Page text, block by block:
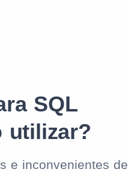
SQL
utilizar?
e inconvenientes de